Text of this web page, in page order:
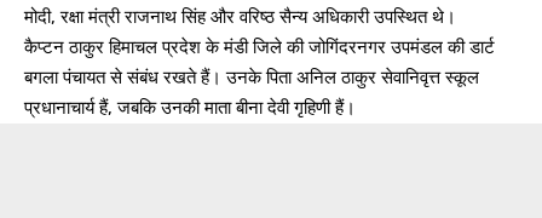
मोदी, रक्षा मंत्री राजनाथ सिंह और वरिष्ठ सैन्य अधिकारी उपस्थित थे।
कैप्टन ठाकुर हिमाचल प्रदेश के मंडी जिले की जोगिंदरनगर उपमंडल की डार्ट
बगला पंचायत से संबंध रखते हैं। उनके पिता अनिल ठाकुर सेवानिवृत्त स्कूल
प्रधानाचार्य हैं, जबकि उनकी माता बीना देवी गृहिणी हैं।